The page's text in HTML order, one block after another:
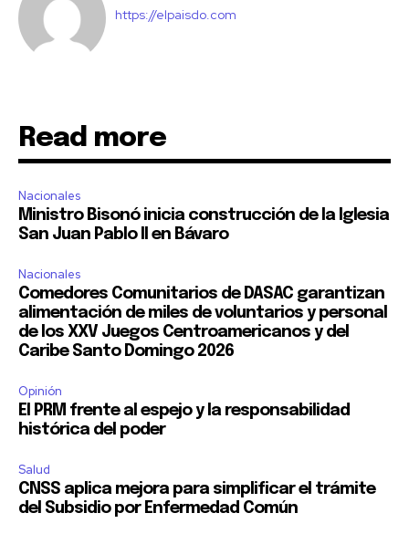
https://elpaisdo.com
Read more
Nacionales
Ministro Bisonó inicia construcción de la Iglesia
San Juan Pablo II en Bávaro
Nacionales
Comedores Comunitarios de DASAC garantizan
alimentación de miles de voluntarios y personal
de los XXV Juegos Centroamericanos y del
Caribe Santo Domingo 2026
Opinión
El PRM frente al espejo y la responsabilidad
histórica del poder
Salud
CNSS aplica mejora para simplificar el trámite
del Subsidio por Enfermedad Común